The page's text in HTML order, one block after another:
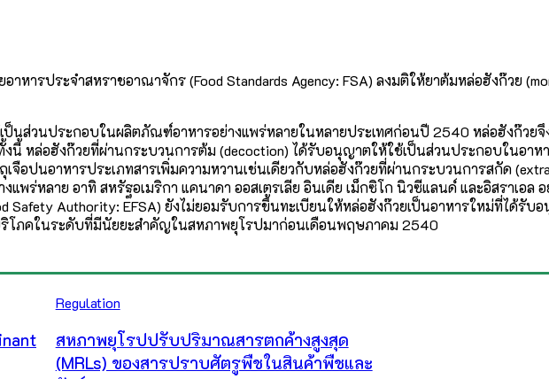
ารประจำสหราชอาณาจักร (Food Standards Agency: FSA) ลงมติให้ยาต้มหล่อฮังก๊วย
นส่วนประกอบในผลิตภัณฑ์อาหารอย่างแพร่หลายในหลายประเทศก่อนปี 2540 หล่อฮังก๊วยจึ
นี้ หล่อฮังก๊วยที่ผ่านกระบวนการต้ม (decoction) ได้รับอนุญาตให้ใช้เป็นส่วนประกอบในอาห
จือปนอาหารประเภทสารเพิ่มความหวานเช่นเดียวกับหล่อฮังก๊วยที่ผ่านกระบวนการสกัด
พร่หลาย อาทิ สหรัฐอเมริกา แคนาดา ออสเตรเลีย อินเดีย เม็กซิโก นิวซีแลนด์ และอิสราเอล
Safety Authority: EFSA) ยังไม่ยอมรับการขึ้นทะเบียนให้หล่อฮังก๊วยเป็นอาหารใหม่ที่ได้รับ
ริโภคในระดับที่มีนัยยะสำคัญในสหภาพยุโรปมาก่อนเดือนพฤษภาคม 2540
Regulation
สหภาพยุโรปปรับปริมาณสารตกค้างสูงสุด
(MRLs) ของสารปราบศัตรูพืชในสินค้าพืชและ